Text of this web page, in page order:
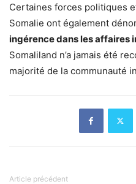
Certaines forces politiques
Somalie ont également
ingérence dans les affaires
Somaliland n’a jamais été
majorité de la communauté
Article précédent